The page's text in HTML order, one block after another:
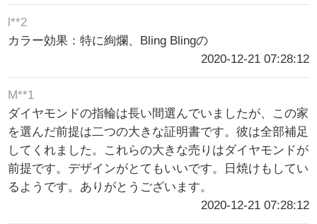
l**2
カラー効果：特に絢爛、Bling Blingの
2020-12-21 07:28:12
M**1
ダイヤモンドの指輪は長い間選んでいましたが、この家
を選んだ前提は二つの大きな証明書です。彼は全部補足
してくれました。これらの大きな売りはダイヤモンドが
前提です。デザインがとてもいいです。日焼けもしてい
るようです。ありがとうございます。
2020-12-21 07:28:12